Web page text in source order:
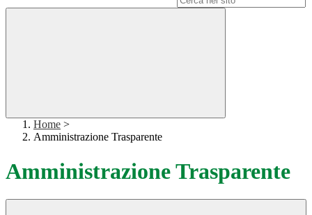
Home >
Amministrazione Trasparente
Amministrazione Trasparente